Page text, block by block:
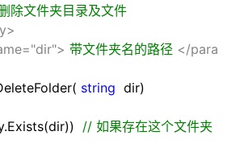
除文件夹目录及文件
带文件夹名的路径 </para
string dir)
// 如果存在这个文件夹